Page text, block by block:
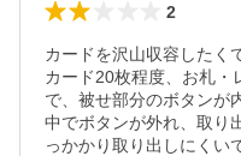
2
カードを沢山収容したく
カード20枚程度、お札・
で、被せ部分のボタンが
中でボタンが外れ、取り
っかかり取り出しにくい